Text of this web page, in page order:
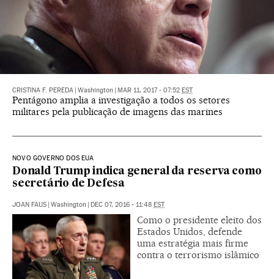
CRISTINA F. PEREDA Washington MAR 11, 2017 - 07:52 EST
Pentágono amplia a investigação a todos os setores
militares pela publicação de imagens das marines
NOVO GOVERNO DOS EUA
Donald Trump indica general da reserva como
secretário de Defesa
JOAN FAUS Washington DEC 07, 2016 - 11:48 EST
Como o presidente eleito dos
Estados Unidos, defende
uma estratégia mais firme
contra o terrorismo islâmico